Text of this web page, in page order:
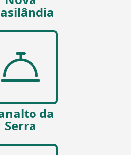
da
Serra